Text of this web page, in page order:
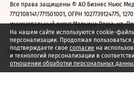
На нашем сайте используются cookie-
персонализации. Продолжая
подтверждаете свое согласие на
и технологий персонализации в
отношении обработки персональных
Все права защищены © АО Бизнес Ньюс
7712108141/771501001, ОГРН 1027739124775,
муниципальный округ Марьина Роща, ул.
2026